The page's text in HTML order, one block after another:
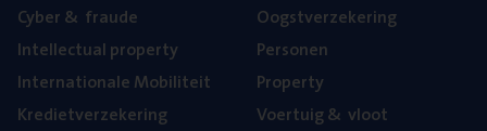
Cyber& fraude
Intel­lec­tu­al property
Inter­na­ti­o­na­le Mobiliteit
Kre­diet­ver­ze­ke­ring
Oogst­ver­ze­ke­ring
Per­so­nen
Pro­per­ty
Voer­tuig& vloot